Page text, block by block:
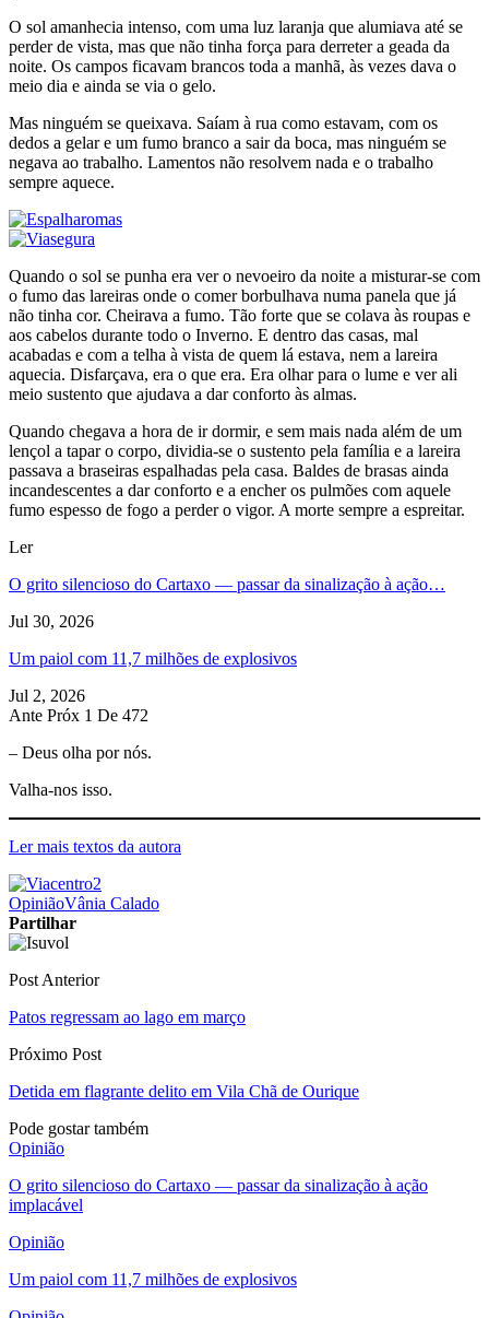
O sol amanhecia intenso, com uma luz laranja que alumiava até se
perder de vista, mas que não tinha força para derreter a geada da
noite. Os campos ficavam brancos toda a manhã, às vezes dava o
meio dia e ainda se via o gelo.
Mas ninguém se queixava. Saíam à rua como estavam, com os
dedos a gelar e um fumo branco a sair da boca, mas ninguém se
negava ao trabalho. Lamentos não resolvem nada e o trabalho
sempre aquece.
Quando o sol se punha era ver o nevoeiro da noite a misturar-se com
o fumo das lareiras onde o comer borbulhava numa panela que já
não tinha cor. Cheirava a fumo. Tão forte que se colava às roupas e
aos cabelos durante todo o Inverno. E dentro das casas, mal
acabadas e com a telha à vista de quem lá estava, nem a lareira
aquecia. Disfarçava, era o que era. Era olhar para o lume e ver ali
meio sustento que ajudava a dar conforto às almas.
Quando chegava a hora de ir dormir, e sem mais nada além de um
lençol a tapar o corpo, dividia-se o sustento pela família e a lareira
passava a braseiras espalhadas pela casa. Baldes de brasas ainda
incandescentes a dar conforto e a encher os pulmões com aquele
fumo espesso de fogo a perder o vigor. A morte sempre a espreitar.
Ler
O grito silencioso do Cartaxo — passar da sinalização à ação…
Jul 30, 2026
Um paiol com 11,7 milhões de explosivos
Jul 2, 2026
Ante Próx 1 De 472
– Deus olha por nós.
Valha-nos isso.
Ler mais textos da autora
OpiniãoVânia Calado
Partilhar
Post Anterior
Patos regressam ao lago em março
Próximo Post
Detida em flagrante delito em Vila Chã de Ourique
Pode gostar também
Opinião
O grito silencioso do Cartaxo — passar da sinalização à ação
implacável
Opinião
Um paiol com 11,7 milhões de explosivos